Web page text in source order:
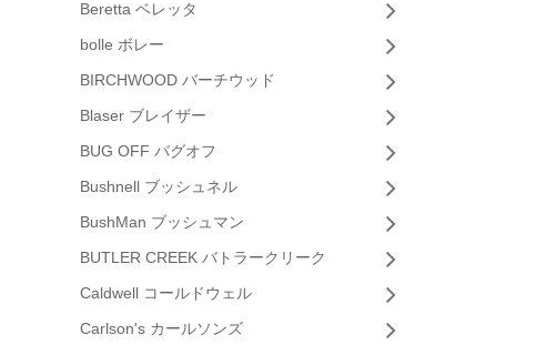
Beretta ベレッタ
bolle ボレー
BIRCHWOOD バーチウッド
Blaser ブレイザー
BUG OFF バグオフ
Bushnell ブッシュネル
BushMan ブッシュマン
BUTLER CREEK バトラークリーク
Caldwell コールドウェル
Carlson's カールソンズ